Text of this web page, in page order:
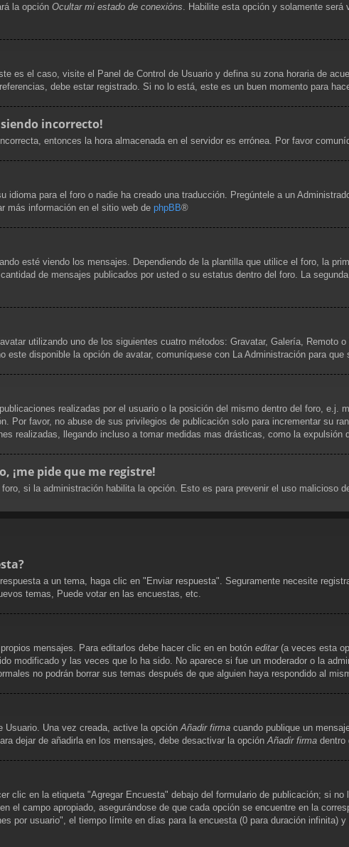
la opción Ocultar mi estado de conexións . Habilite esta opción y solamente
es el caso, visite el Panel de Control de Usuario y defina su zona horaria de
debe estar registrado. Si no lo está, este es un buen momento para
incorrecto!
entonces la hora almacenada en el servidor es errónea. Por favor
para el foro o nadie ha creado una traducción. Pregúntele a un
más información en el sitio web de phpBB®
esté viendo los mensajes. Dependiendo de la plantilla que utilice el foro, la
de mensajes publicados por usted o su estatus dentro del foro. La
utilizando uno de los siguientes cuatro métodos: Gravatar, Galería, Remoto
disponible la opción de avatar, comuníquese con La Administración para que
realizadas por el usuario o la posición del mismo dentro del foro, e.j.
Por favor, no abuse de sus privilegios de publicación solo para incrementar su
realizadas, llegando incluso a tomar medidas mas drásticas, como la expulsión
¡me pide que me registre!
si la administración habilita la opción. Esto es para prevenir el uso malicioso
a un tema, haga clic en "Enviar respuesta". Seguramente necesite
temas, Puede votar en las encuestas, etc.
mensajes. Para editarlos debe hacer clic en en botón editar(a veces esta
modificado y las veces que lo ha sido. No aparece si fue un moderador o la
no podrán borrar sus temas después de que alguien haya respondido al
Usuario. Una vez creada, active la opciónAñadir firma cuando publique un
dejar de añadirla en los mensajes, debe desactivar la opciónAñadir firma dentro
clic en la etiqueta "Agregar Encuesta" debajo del formulario de publicación; si
campo apropiado, asegurándose de que cada opción se encuentre en la
por usuario", el tiempo límite en días para la encuesta (0 para duración infinita)